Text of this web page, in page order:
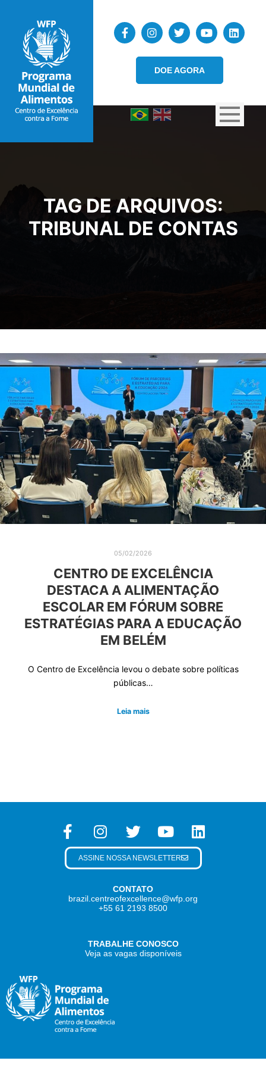
DOE AGORA
TAG DE ARQUIVOS:
TRIBUNAL DE CONTAS
05/02/2026
CENTRO DE EXCELÊNCIA
DESTACA A ALIMENTAÇÃO
ESCOLAR EM FÓRUM SOBRE
ESTRATÉGIAS PARA A EDUCAÇÃO
EM BELÉM
O Centro de Excelência levou o debate sobre políticas
públicas…
Leia mais
CONTATO
brazil.centreofexcellence@wfp.org
+55 61 2193 8500
TRABALHE CONOSCO
Veja as vagas disponíveis
ASSINE NOSSA NEWSLETTER